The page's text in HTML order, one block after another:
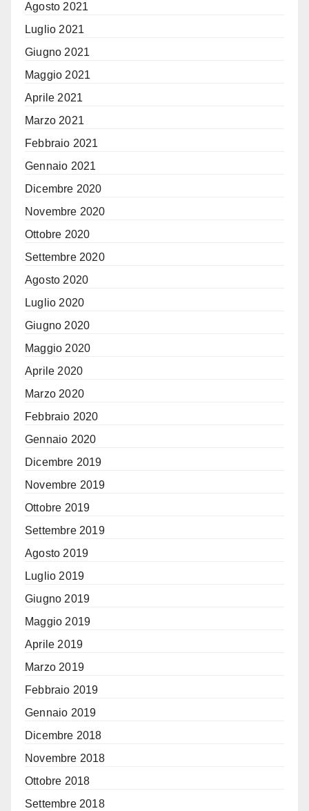
Agosto 2021
Luglio 2021
Giugno 2021
Maggio 2021
Aprile 2021
Marzo 2021
Febbraio 2021
Gennaio 2021
Dicembre 2020
Novembre 2020
Ottobre 2020
Settembre 2020
Agosto 2020
Luglio 2020
Giugno 2020
Maggio 2020
Aprile 2020
Marzo 2020
Febbraio 2020
Gennaio 2020
Dicembre 2019
Novembre 2019
Ottobre 2019
Settembre 2019
Agosto 2019
Luglio 2019
Giugno 2019
Maggio 2019
Aprile 2019
Marzo 2019
Febbraio 2019
Gennaio 2019
Dicembre 2018
Novembre 2018
Ottobre 2018
Settembre 2018